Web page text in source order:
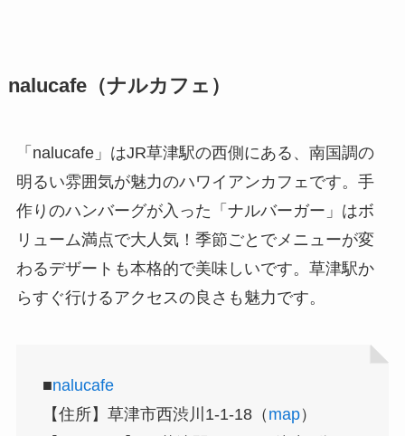
nalucafe（ナルカフェ）
「nalucafe」はJR草津駅の西側にある、南国調の
明るい雰囲気が魅力のハワイアンカフェです。手
作りのハンバーグが入った「ナルバーガー」はボ
リューム満点で大人気！季節ごとでメニューが変
わるデザートも本格的で美味しいです。草津駅か
らすぐ行けるアクセスの良さも魅力です。
■nalucafe
【住所】草津市西渋川1-1-18（ map）